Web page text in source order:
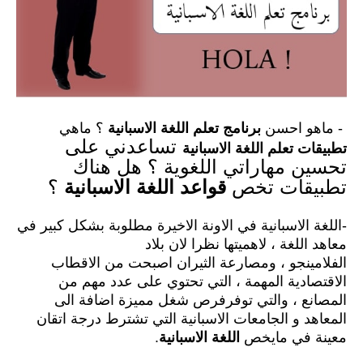
- ماهو احسن برنامج تعلم اللغة الاسبانية ؟ ماهي
تطبيقات تعلم اللغة الاسبانية تساعدني على
تحسين مهاراتي اللغوية ؟ هل هناك
تطبيقات تخص قواعد اللغة الاسبانية ؟
-اللغة الاسبانية في الاونة الاخيرة مطلوبة بشكل كبير في
معاهد اللغة ، لاهميتها نظرا لان بلاد
الفلامينجو ، ومصارعة الثيران اصبحت من الاقطاب
الاقتصادية المهمة ، التي تحتوي على عدد مهم من
المصانع ، والتي توفرفرص شغل مميزة اضافة الى
المعاهد و الجامعات الاسبانية التي تشترط درجة اتقان
معينة في مايخص اللغة الاسبانية.